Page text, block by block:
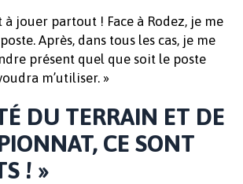
à jouer partout ! Face à Rodez, je me
Après, dans tous les cas, je me
présent quel que soit le poste
m’utiliser. »
DU TERRAIN ET DE
CE SONT
! »